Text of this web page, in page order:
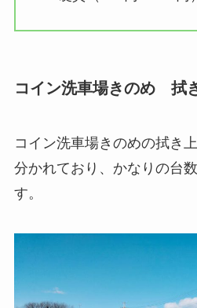
コイン洗車場きのめ 拭
コイン洗車場きのめの拭き
分かれており、かなりの台
す。